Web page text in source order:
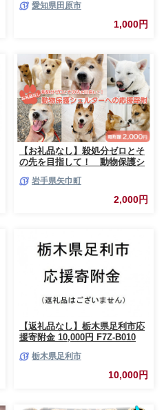
半島愛知県田原市
1,000円
【お礼品なし】殺処分ゼロとそ
の先を目指して！ 動物保護シ
円/応援寄付金 返礼品なし お礼
の品なし 地元支援 地域支援 ふ
るさと支援 殺処分 ゼロ 0 感謝
ア 慈善事業 岩手県 矢巾町
岩手県矢巾町
2,000円
【返礼品なし】栃木県足利市応
援寄附金 10,000円 F7Z-B010
栃木県足利市
10,000円